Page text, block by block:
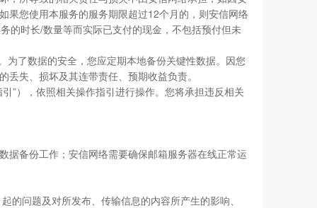
果您使用本服务的服务期限超过12个月的，则安信网络
的时长/数量等而实际已支付的现金，不包括预付但未
了数据的安全，您应定期本地备份关键性数据。因您
失、损坏及其连带责任、预期收益负责。
”），依照相关操作指引进行操作。您将承担违反相关
备份工作；安信网络需要确保邮箱服务器在线正常运
问题及对所发布、传输信息的内容所产生的影响、